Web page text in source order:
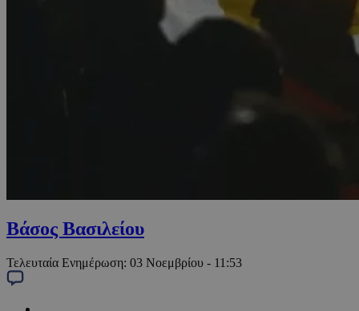
Βάσος Βασιλείου
Τελευταία Ενημέρωση: 03 Νοεμβρίου - 11:53